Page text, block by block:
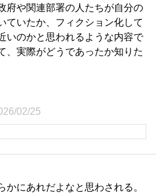
府や関連部署の人たちが自分の
ていたか、フィクション化して
いのかと思われるような内容で
、実際がどうであったか知りた
02/25
かにあれだよなと思わされる。